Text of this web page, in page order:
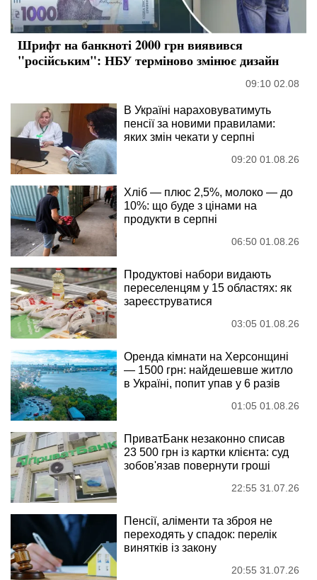
Шрифт на банкноті 2000 грн виявився
"російським": НБУ терміново змінює дизайн
09:10 02.08
В Україні нараховуватимуть
пенсії за новими правилами:
яких змін чекати у серпні
09:20 01.08.26
Хліб — плюс 2,5%, молоко — до
10%: що буде з цінами на
продукти в серпні
06:50 01.08.26
Продуктові набори видають
переселенцям у 15 областях: як
зареєструватися
03:05 01.08.26
Оренда кімнати на Херсонщині
— 1500 грн: найдешевше житло
в Україні, попит упав у 6 разів
01:05 01.08.26
ПриватБанк незаконно списав
23 500 грн із картки клієнта: суд
зобов'язав повернути гроші
22:55 31.07.26
Пенсії, аліменти та зброя не
переходять у спадок: перелік
винятків із закону
20:55 31.07.26